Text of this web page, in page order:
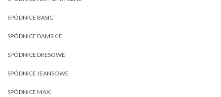
SPÓDNICE BASIC
SPÓDNICE DAMSKIE
SPÓDNICE DRESOWE
SPÓDNICE JEANSOWE
SPÓDNICE MAXI